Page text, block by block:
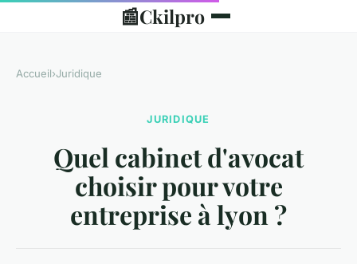
📰Ckilpro
Accueil›Juridique
JURIDIQUE
Quel cabinet d'avocat
choisir pour votre
entreprise à lyon ?